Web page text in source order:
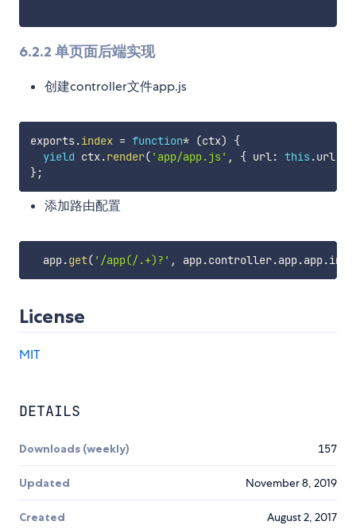
6.2.2 单页面后端实现
创建controller文件app.js
exports.index = function* (ctx)
{
yield ctx.render( 'app/app.js' , { url: this .url.
};
添加路由配置
  app
.get( '/app(/.+)?' , app.controller.app.app.
License
MIT
DETAILS
Downloads (weekly) 157
Updated November 8, 2019
Created August 2, 2017